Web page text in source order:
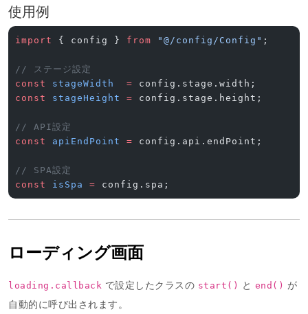
使用例
import { config } from "@/config/Config" ;
// ステージ設定
const
stageWidth
  =
config.stage.width;
const
stageHeight = config.stage.height;
// API設定
const
apiEndPoint = config.api.endPoint;
// SPA設定
const
isSpa = config.spa;
ローディング画面
loading.callback で設定したクラスの start() と end() が
自動的に呼び出されます。